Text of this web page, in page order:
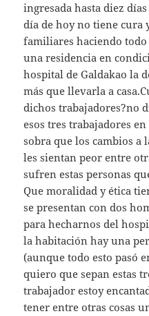
ingresada hasta diez
día de hoy no tiene cura
familiares haciendo
una residencia en
hospital de Galdakao la
más que llevarla a
dichos trabajadores?no
esos tres trabajadores
sobra que los cambios a
les sientan peor entre
sufren estas personas
Que moralidad y ética
se presentan con dos
para hecharnos del
la habitación hay una
(aunque todo esto pasó
quiero que sepan estas
trabajador estoy
tener entre otras cosas